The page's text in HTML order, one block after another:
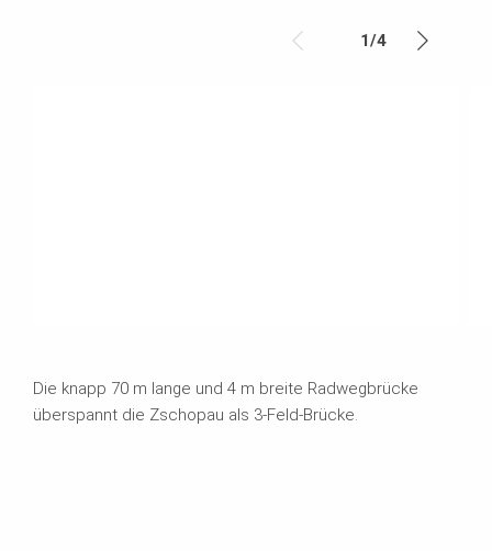
1/4
Die knapp 70 m lange und 4 m breite Radwegbrücke
überspannt die Zschopau als 3-Feld-Brücke.